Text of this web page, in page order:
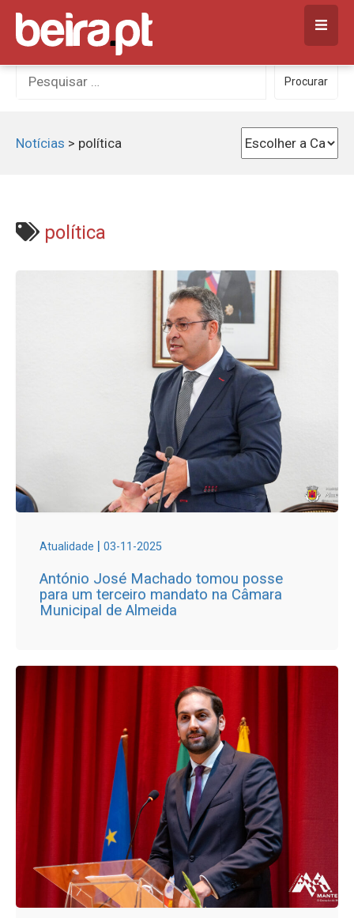
Skip
content
Procurar
por:
Procurar
Notícias > política
política
Atualidade | 03-11-2025
António José Machado tomou posse
para um terceiro mandato na Câmara
Municipal de Almeida